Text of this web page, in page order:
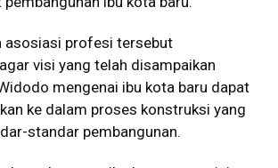
asosiasi profesi tersebut
visi yang telah disampaikan
mengenai ibu kota baru dapat
ke dalam proses konstruksi yang
standar pembangunan.